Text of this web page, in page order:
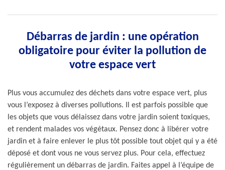
Débarras de jardin : une opération
obligatoire pour éviter la pollution de
votre espace vert
Plus vous accumulez des déchets dans votre espace vert, plus
vous l’exposez à diverses pollutions. Il est parfois possible que
les objets que vous délaissez dans votre jardin soient toxiques,
et rendent malades vos végétaux. Pensez donc à libérer votre
jardin et à faire enlever le plus tôt possible tout objet qui y a été
déposé et dont vous ne vous servez plus. Pour cela, effectuez
régulièrement un débarras de jardin. Faites appel à l’équipe de